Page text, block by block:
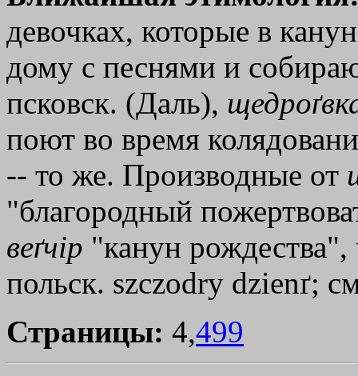
девочках, которые в
дому с песнями и
псковск. (Даль),
поют во время
-- то же. Производные от
"благородный
веґчiр "канун
польск. szczodry dzienґ;
Страницы: 4,499